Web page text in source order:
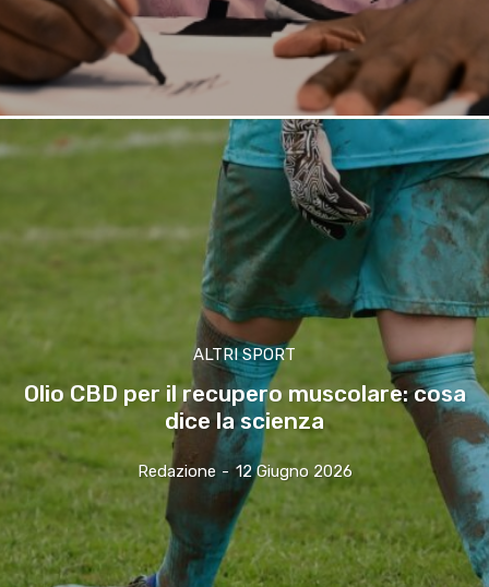
ALTRI SPORT
Olio CBD per il recupero muscolare: cosa
dice la scienza
Redazione - 12 Giugno 2026